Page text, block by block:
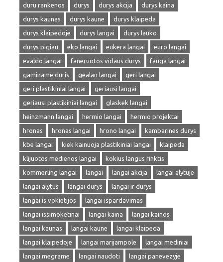
duru rankenos
durys durys akcija
durys kaina
durys kaunas
durys kaune
durys klaipeda
durys klaipedoje
durys langai
durys lauko
durys pigiau
eko langai eukera langai
euro langai
evaldo langai
faneruotos vidaus durys
fauga langai
gaminame duris
gealan langai
geri langai
geri plastikiniai langai
geriausi langai
geriausi plastikiniai langai
glaskek langai
heinzmann langai
hermio langai
hermio projektai
hronas
hronas langai hrono langai
kambarines durys
kbe langai
kiek kainuoja plastikiniai langai
klaipeda
klijuotos medienos langai
kokius langus rinktis
kommerling langai
langai langai akcija
langai alytuje
langai alytus
langai durys
langai ir durys
langai is vokietijos
langai ispardavimas
langai issimoketinai
langai kaina
langai kainos
langai kaunas
langai kaune
langai klaipeda
langai klaipedoje
langai marijampole
langai mediniai
langai megrame
langai naudoti
langai panevezyje